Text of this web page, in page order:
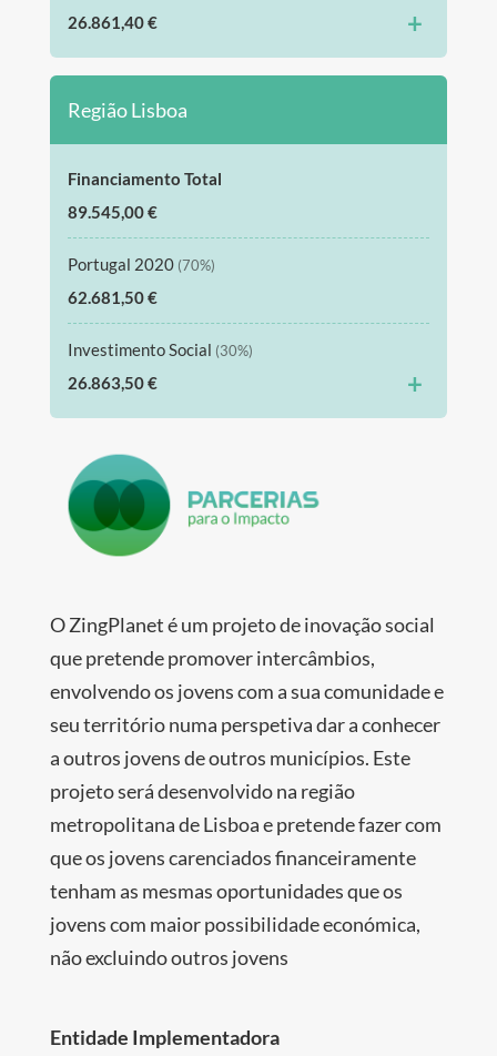
26.861,40 € +
Região Lisboa
Financiamento Total
89.545,00 €
Portugal 2020 (70%)
62.681,50 €
Investimento Social (30%)
26.863,50 € +
O ZingPlanet é um projeto de inovação social
que pretende promover intercâmbios,
envolvendo os jovens com a sua comunidade e
seu território numa perspetiva dar a conhecer
a outros jovens de outros municípios. Este
projeto será desenvolvido na região
metropolitana de Lisboa e pretende fazer com
que os jovens carenciados financeiramente
tenham as mesmas oportunidades que os
jovens com maior possibilidade económica,
não excluindo outros jovens
Entidade Implementadora